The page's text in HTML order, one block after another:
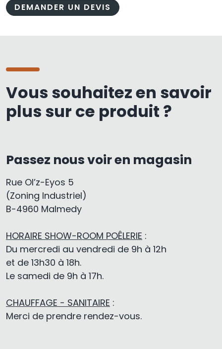
DEMANDER UN DEVIS
Vous souhaitez en savoir
plus sur ce produit ?
Passez nous voir en magasin
Rue Ol’z-Eyos 5
(Zoning Industriel)
B-4960 Malmedy
HORAIRE SHOW-ROOM POÊLERIE :
Du mercredi au vendredi de 9h à 12h
et de 13h30 à 18h.
Le samedi de 9h à 17h.
CHAUFFAGE - SANITAIRE :
Merci de prendre rendez-vous.